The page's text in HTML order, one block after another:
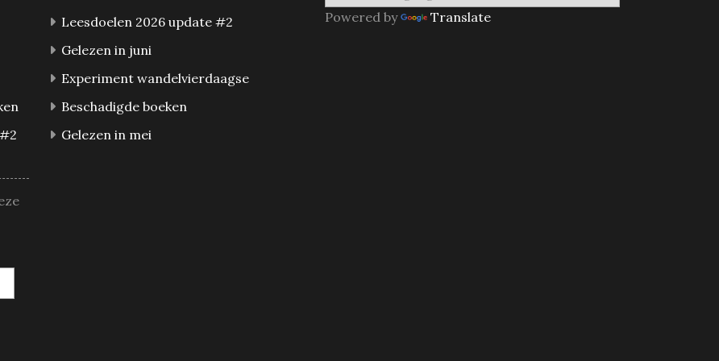
Leesdoelen 2026 update #2
Gelezen in juni
Experiment wandelvierdaagse
Beschadigde boeken
Gelezen in mei
Powered by Translate